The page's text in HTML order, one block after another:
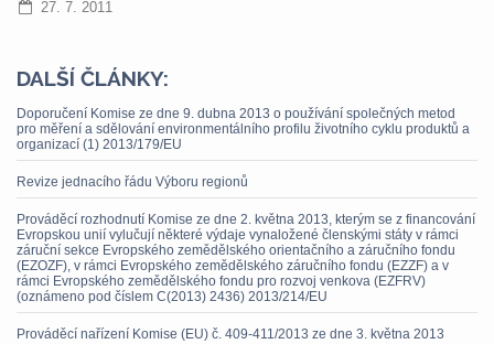
27. 7. 2011
DALŠÍ ČLÁNKY:
Doporučení Komise ze dne 9. dubna 2013 o používání společných metod
pro měření a sdělování environmentálního profilu životního cyklu produktů a
organizací (1) 2013/179/EU
Revize jednacího řádu Výboru regionů
Prováděcí rozhodnutí Komise ze dne 2. května 2013, kterým se z financování
Evropskou unií vylučují některé výdaje vynaložené členskými státy v rámci
záruční sekce Evropského zemědělského orientačního a záručního fondu
(EZOZF), v rámci Evropského zemědělského záručního fondu (EZZF) a v
rámci Evropského zemědělského fondu pro rozvoj venkova (EZFRV)
(oznámeno pod číslem C(2013) 2436) 2013/214/EU
Prováděcí nařízení Komise (EU) č. 409-411/2013 ze dne 3. května 2013